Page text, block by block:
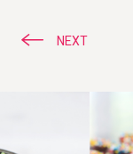
NEXT